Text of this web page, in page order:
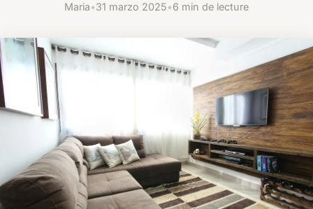
Maria•31 marzo 2025•6 min de lecture